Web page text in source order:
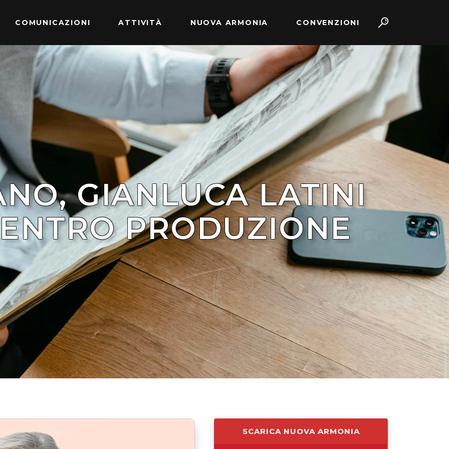
COMUNICAZIONI ATTIVITÀ NUOVA ARMONIA CONVENZIONI
GIANLUCA LATINI
PRODUZIONE
SCARICA NUOVA ARMONIA